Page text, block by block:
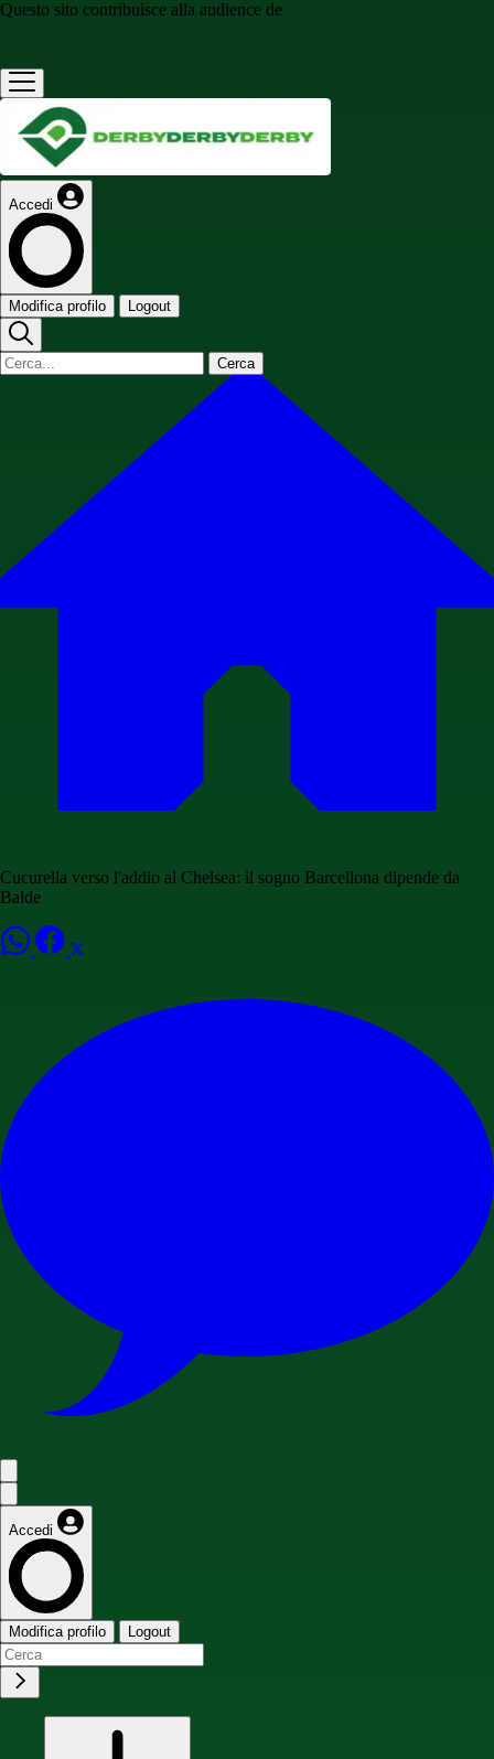
Questo sito contribuisce alla audience de
Accedi
Modifica profilo Logout
Cerca
Cucurella verso l'addio al Chelsea: il sogno Barcellona dipende da
Balde
Accedi
Modifica profilo Logout